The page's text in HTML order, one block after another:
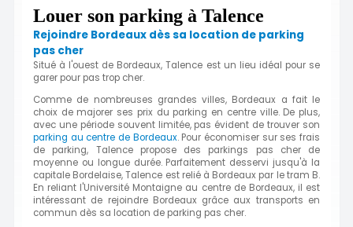
Louer son parking à Talence
Rejoindre Bordeaux dès sa location de parking
pas cher
Situé à l'ouest de Bordeaux, Talence est un lieu idéal pour se
garer pour pas trop cher.
Comme de nombreuses grandes villes, Bordeaux a fait le
choix de majorer ses prix du parking en centre ville. De plus,
avec une période souvent limitée, pas évident de trouver son
parking au centre de Bordeaux. Pour économiser sur ses frais
de parking, Talence propose des parkings pas cher de
moyenne ou longue durée. Parfaitement desservi jusqu'à la
capitale Bordelaise, Talence est relié à Bordeaux par le tram B.
En reliant l'Université Montaigne au centre de Bordeaux, il est
intéressant de rejoindre Bordeaux grâce aux transports en
commun dès sa location de parking pas cher.